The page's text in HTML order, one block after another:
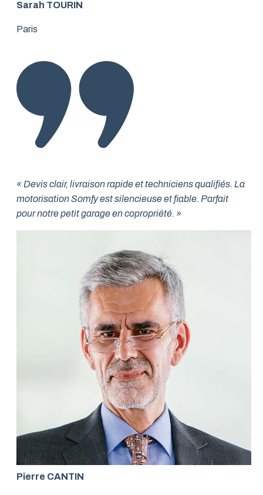
Sarah TOURIN
Paris
« Devis clair, livraison rapide et techniciens qualifiés. La
motorisation Somfy est silencieuse et fiable. Parfait
pour notre petit garage en copropriété. »
Pierre CANTIN